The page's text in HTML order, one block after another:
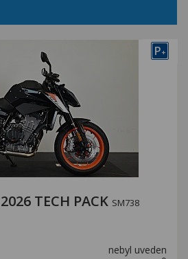
P+
TECH PACK SM738
nebyl uveden